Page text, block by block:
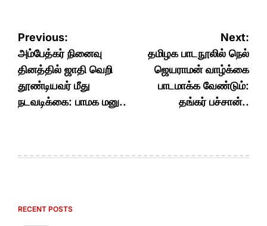
Post
navigation
Previous:
அம்பேத்கர் நினைவு
தினத்தில் ஜாதி வெறி
தூண்டியவர் மீது
நடவடிக்கை: பாமக மனு..
Next:
தமிழக பாடநூலில் நெல்
ஜெயராமன் வாழ்க்கை
பாடமாக்க வேண்டும்:
தங்கர் பச்சான்..
RECENT POSTS